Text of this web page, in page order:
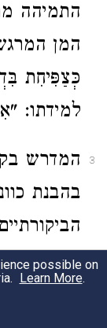
התמיהה
המן
כְּצַפִּיחִת
למידתו:
3
המדרש
בהבנת
ר' חנניה ור'
possible on
Learn More.